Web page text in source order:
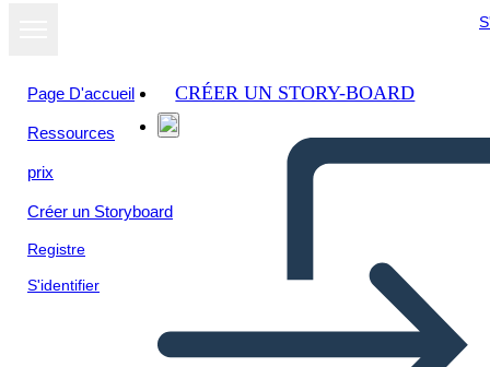
Page D'accueil
Ressources
prix
Créer un Storyboard
Registre
S'identifier
CRÉER UN STORY-BOARD
Afficher sous
forme de